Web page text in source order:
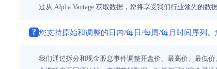
过从 Alpha Vantage 获取数据，您将享受我们行业领先的
? 您支持原始和调整的日内/每日/每周/每月时间序列
我们通过拆分和现金股息事件调整开盘价、最高价、最低